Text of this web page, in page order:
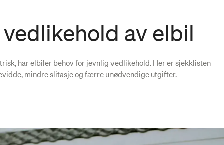
av elbil
har elbiler behov for jevnlig vedlikehold. Her er sjekklisten
mindre slitasje og færre unødvendige utgifter.